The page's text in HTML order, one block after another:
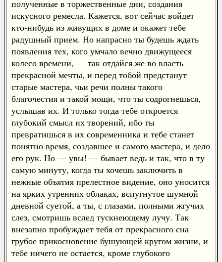
полученные в торжественные дни, создания
искусного ремесла. Кажется, вот сейчас войдет
кто-нибудь из живущих в доме и окажет тебе
радушный прием. Но напрасно ты будешь ждать
появления тех, кого умчало вечно движущееся
колесо времени, — так отдайся же во власть
прекрасной мечты, и перед тобой предстанут
старые мастера, чьи речи полны такого
благочестия и такой мощи, что ты содрогнешься,
услышав их. И только тогда тебе откроется
глубокий смысл их творений, ибо ты
превратишься в их современника и тебе станет
понятно время, создавшее и самого мастера, и дело
его рук. Но — увы! — бывает ведь и так, что в ту
самую минуту, когда ты хочешь заключить в
нежные объятия прелестное видение, оно уносится
на ярких утренних облаках, вспугнутое шумной
дневной суетой, а ты, с глазами, полными жгучих
слез, смотришь вслед тускнеющему лучу. Так
внезапно пробуждает тебя от прекрасного сна
грубое прикосновение бушующей кругом жизни, и
тебе ничего не остается, кроме глубокого